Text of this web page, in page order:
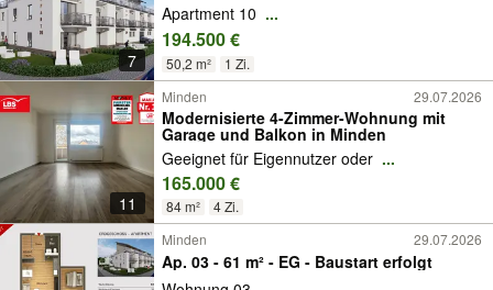
7
Apartment 10 ...
194.500 €
50,2 m² 1 Zi.
11
Minden 29.07.2026
Modernisierte 4-Zimmer-Wohnung mit
Garage und Balkon in Minden
Geeignet für Eigennutzer oder ...
165.000 €
84 m² 4 Zi.
Minden 29.07.2026
Ap. 03 - 61 m² - EG - Baustart erfolgt